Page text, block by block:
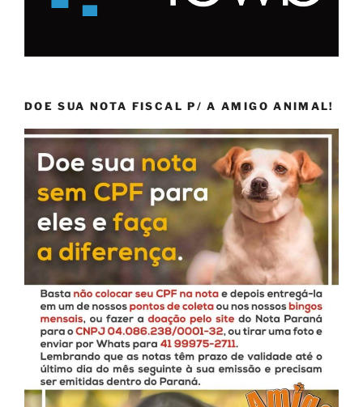
DOE SUA NOTA FISCAL P/ A AMIGO ANIMAL!